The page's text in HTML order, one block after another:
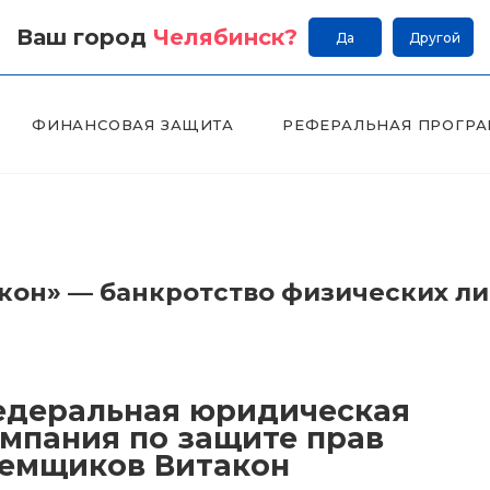
Ваш город Челябинск? Да Другой
ФИНАНСОВАЯ ЗАЩИТА РЕФЕРАЛЬНАЯ
— банкротство физических
юридическая
по защите прав
Витакон